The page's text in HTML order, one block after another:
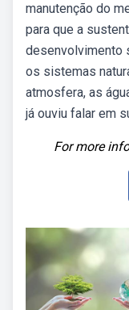
manutenção do
para que a
desenvolvimento
os sistemas
atmosfera, as
já ouviu falar em
For more